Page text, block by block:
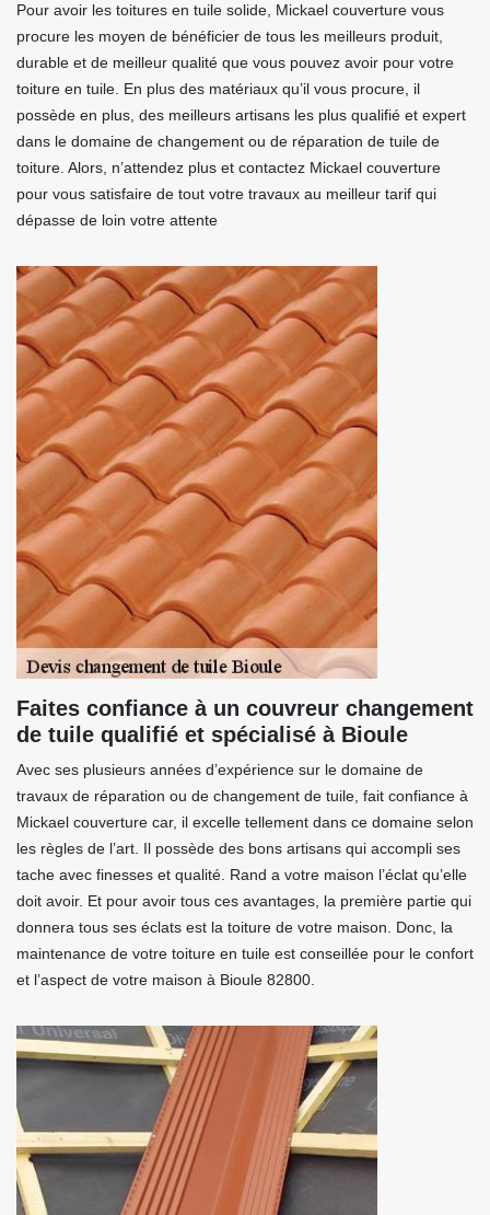
Pour avoir les toitures en tuile solide, Mickael couverture vous
procure les moyen de bénéficier de tous les meilleurs produit,
durable et de meilleur qualité que vous pouvez avoir pour votre
toiture en tuile. En plus des matériaux qu’il vous procure, il
possède en plus, des meilleurs artisans les plus qualifié et expert
dans le domaine de changement ou de réparation de tuile de
toiture. Alors, n’attendez plus et contactez Mickael couverture
pour vous satisfaire de tout votre travaux au meilleur tarif qui
dépasse de loin votre attente
Faites confiance à un couvreur changement
de tuile qualifié et spécialisé à Bioule
Avec ses plusieurs années d’expérience sur le domaine de
travaux de réparation ou de changement de tuile, fait confiance à
Mickael couverture car, il excelle tellement dans ce domaine selon
les règles de l’art. Il possède des bons artisans qui accompli ses
tache avec finesses et qualité. Rand a votre maison l’éclat qu’elle
doit avoir. Et pour avoir tous ces avantages, la première partie qui
donnera tous ses éclats est la toiture de votre maison. Donc, la
maintenance de votre toiture en tuile est conseillée pour le confort
et l’aspect de votre maison à Bioule 82800.